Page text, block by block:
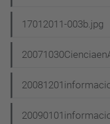
17012011-003b.jpg